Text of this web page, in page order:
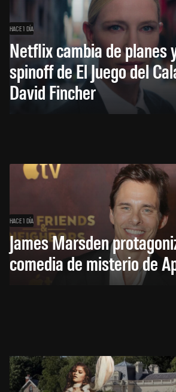
HACE 1 DÍA
Netflix cambia de planes
spinoff de El Juego del
David Fincher
HACE 1 DÍA
James Marsden
comedia de misterio de